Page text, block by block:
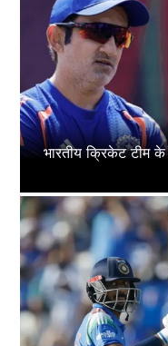
भारतीय क्रिकेट टीम